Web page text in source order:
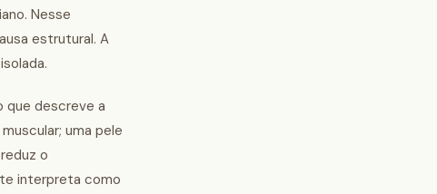
Nesse
estrutural. A
que descreve a
uma pele
o
interpreta como